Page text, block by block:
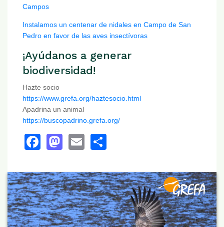
Campos
Instalamos un centenar de nidales en Campo de San
Pedro en favor de las aves insectívoras
¡Ayúdanos a generar
biodiversidad!
Hazte socio
https://www.grefa.org/haztesocio.html
Apadrina un animal
https://buscopadrino.grefa.org/
Facebook
Mastodon
Email